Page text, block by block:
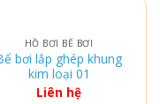
HỒ BƠI BỂ BƠI
bơi lắp ghép khung
kim loại 01
Liên hệ